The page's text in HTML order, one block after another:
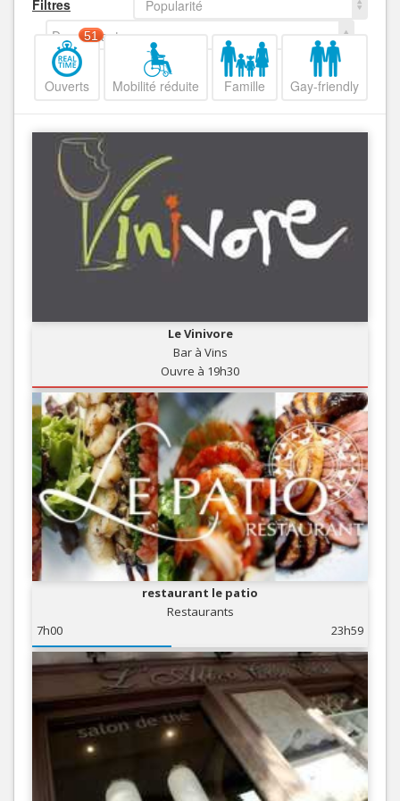
Filtres
Popularité
Decroissant
Ouverts
51
Mobilité réduite Famille Gay-friendly
Le Vinivore
Bar à Vins
Ouvre à 19h30
restaurant le patio
Restaurants
7h00
23h59